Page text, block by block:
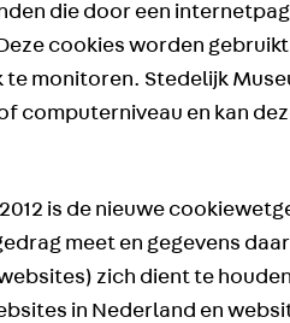
die door een
cookies worden
te monitoren. Stedelijk
computerniveau en kan
2012 is de nieuwe
meet en gegevens
zich dient te
in Nederland en